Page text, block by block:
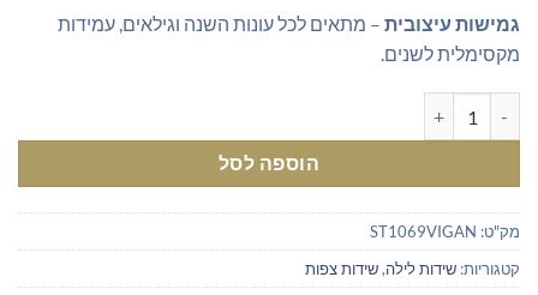
גמישות עיצובית – מתאים לכל עונות השנה וגילאים, עמידות
מקסימלית לשנים.
הוספה לסל
מק"ט: ST1069VIGAN
קטגוריות: שידות לילה,שידות צפות